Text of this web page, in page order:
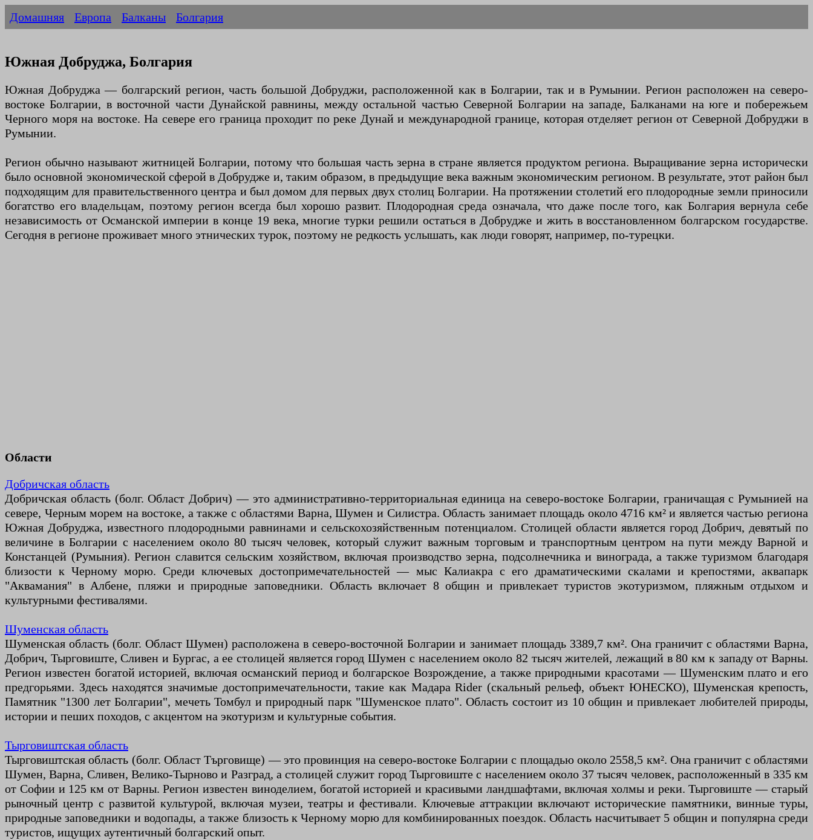
Домашняя Европа Балканы Болгария
Южная Добруджа, Болгария
Южная Добруджа — болгарский регион, часть большой Добруджи, расположенной как в Болгарии, так и в Румынии. Регион расположен на северо-
востоке Болгарии, в восточной части Дунайской равнины, между остальной частью Северной Болгарии на западе, Балканами на юге и побережьем
Черного моря на востоке. На севере его граница проходит по реке Дунай и международной границе, которая отделяет регион от Северной Добруджи в
Румынии.
Регион обычно называют житницей Болгарии, потому что большая часть зерна в стране является продуктом региона. Выращивание зерна исторически
было основной экономической сферой в Добрудже и, таким образом, в предыдущие века важным экономическим регионом. В результате, этот район был
подходящим для правительственного центра и был домом для первых двух столиц Болгарии. На протяжении столетий его плодородные земли приносили
богатство его владельцам, поэтому регион всегда был хорошо развит. Плодородная среда означала, что даже после того, как Болгария вернула себе
независимость от Османской империи в конце 19 века, многие турки решили остаться в Добрудже и жить в восстановленном болгарском государстве.
Сегодня в регионе проживает много этнических турок, поэтому не редкость услышать, как люди говорят, например, по-турецки.
Области
Добричская область
Добричская область (болг. Област Добрич) — это административно-территориальная единица на северо-востоке Болгарии, граничащая с Румынией на
севере, Черным морем на востоке, а также с областями Варна, Шумен и Силистра. Область занимает площадь около 4716 км² и является частью региона
Южная Добруджа, известного плодородными равнинами и сельскохозяйственным потенциалом. Столицей области является город Добрич, девятый по
величине в Болгарии с населением около 80 тысяч человек, который служит важным торговым и транспортным центром на пути между Варной и
Констанцей (Румыния). Регион славится сельским хозяйством, включая производство зерна, подсолнечника и винограда, а также туризмом благодаря
близости к Черному морю. Среди ключевых достопримечательностей — мыс Калиакра с его драматическими скалами и крепостями, аквапарк
"Аквамания" в Албене, пляжи и природные заповедники. Область включает 8 общин и привлекает туристов экотуризмом, пляжным отдыхом и
культурными фестивалями.
Шуменская область
Шуменская область (болг. Област Шумен) расположена в северо-восточной Болгарии и занимает площадь 3389,7 км². Она граничит с областями Варна,
Добрич, Тырговиште, Сливен и Бургас, а ее столицей является город Шумен с населением около 82 тысяч жителей, лежащий в 80 км к западу от Варны.
Регион известен богатой историей, включая османский период и болгарское Возрождение, а также природными красотами — Шуменским плато и его
предгорьями. Здесь находятся значимые достопримечательности, такие как Мадара Rider (скальный рельеф, объект ЮНЕСКО), Шуменская крепость,
Памятник "1300 лет Болгарии", мечеть Томбул и природный парк "Шуменское плато". Область состоит из 10 общин и привлекает любителей природы,
истории и пеших походов, с акцентом на экотуризм и культурные события.
Тырговиштская область
Тырговиштская область (болг. Област Търговище) — это провинция на северо-востоке Болгарии с площадью около 2558,5 км². Она граничит с областями
Шумен, Варна, Сливен, Велико-Тырново и Разград, а столицей служит город Тырговиште с населением около 37 тысяч человек, расположенный в 335 км
от Софии и 125 км от Варны. Регион известен виноделием, богатой историей и красивыми ландшафтами, включая холмы и реки. Тырговиште — старый
рыночный центр с развитой культурой, включая музеи, театры и фестивали. Ключевые аттракции включают исторические памятники, винные туры,
природные заповедники и водопады, а также близость к Черному морю для комбинированных поездок. Область насчитывает 5 общин и популярна среди
туристов, ищущих аутентичный болгарский опыт.